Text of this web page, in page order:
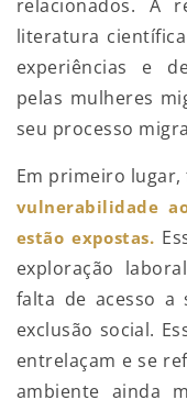
relacionados. A
literatura
experiências e
pelas mulheres
seu processo
Em primeiro
vulnerabilidade
estão expostas.
exploração
falta de acesso a
exclusão social.
entrelaçam e se
ambiente ainda